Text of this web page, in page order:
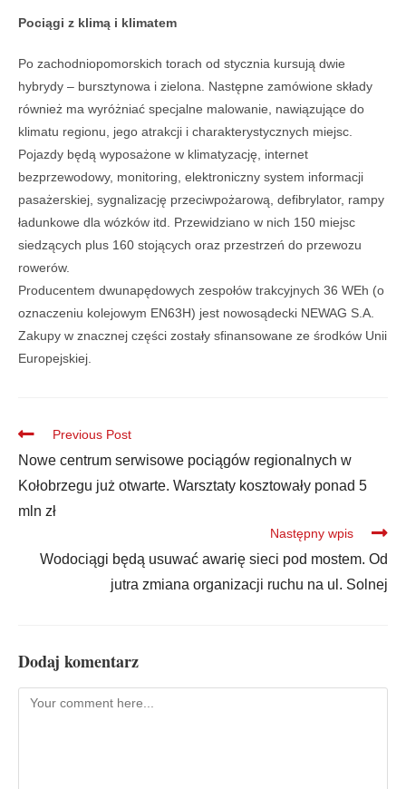
Pociągi z klimą i klimatem
Po zachodniopomorskich torach od stycznia kursują dwie
hybrydy – bursztynowa i zielona. Następne zamówione składy
również ma wyróżniać specjalne malowanie, nawiązujące do
klimatu regionu, jego atrakcji i charakterystycznych miejsc.
Pojazdy będą wyposażone w klimatyzację, internet
bezprzewodowy, monitoring, elektroniczny system informacji
pasażerskiej, sygnalizację przeciwpożarową, defibrylator, rampy
ładunkowe dla wózków itd. Przewidziano w nich 150 miejsc
siedzących plus 160 stojących oraz przestrzeń do przewozu
rowerów.
Producentem dwunapędowych zespołów trakcyjnych 36 WEh (o
oznaczeniu kolejowym EN63H) jest nowosądecki NEWAG S.A.
Zakupy w znacznej części zostały sfinansowane ze środków Unii
Europejskiej.
Previous Post
Nowe centrum serwisowe pociągów regionalnych w
Kołobrzegu już otwarte. Warsztaty kosztowały ponad 5
mln zł
Następny wpis
Wodociągi będą usuwać awarię sieci pod mostem. Od
jutra zmiana organizacji ruchu na ul. Solnej
Dodaj komentarz